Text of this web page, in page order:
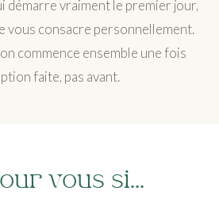
démarre vraiment le premier jour,
vous consacre personnellement.
commence ensemble une fois
faite, pas avant.
vous si...